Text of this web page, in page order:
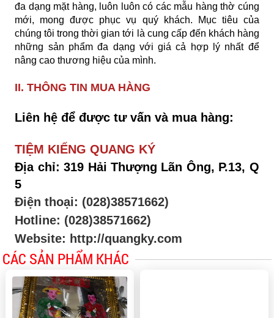
đa dạng mặt hàng, luôn luôn có các mẫu hàng thờ cúng
mới, mong được phục vụ quý khách. Mục tiêu của
chúng tôi trong thời gian tới là cung cấp đến khách hàng
những sản phẩm đa dạng với giá cả hợp lý nhất để
nâng cao thương hiệu của mình.
II.THÔNG TIN MUA HÀNG
Liên hệ để được tư vấn và mua hàng:
TIỆM KIẾNG QUANG KÝ
Địa chỉ: 319 Hải Thượng Lãn Ông, P.13, Q
5
Điện thoại: (028)38571662)
Hotline: (028)38571662)
Website: http://quangky.com
CÁC SẢN PHẨM KHÁC